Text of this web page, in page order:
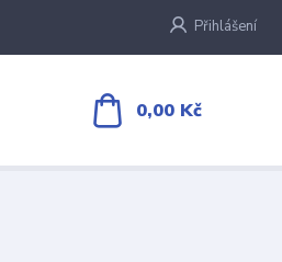
Přihlášení
0,00 Kč